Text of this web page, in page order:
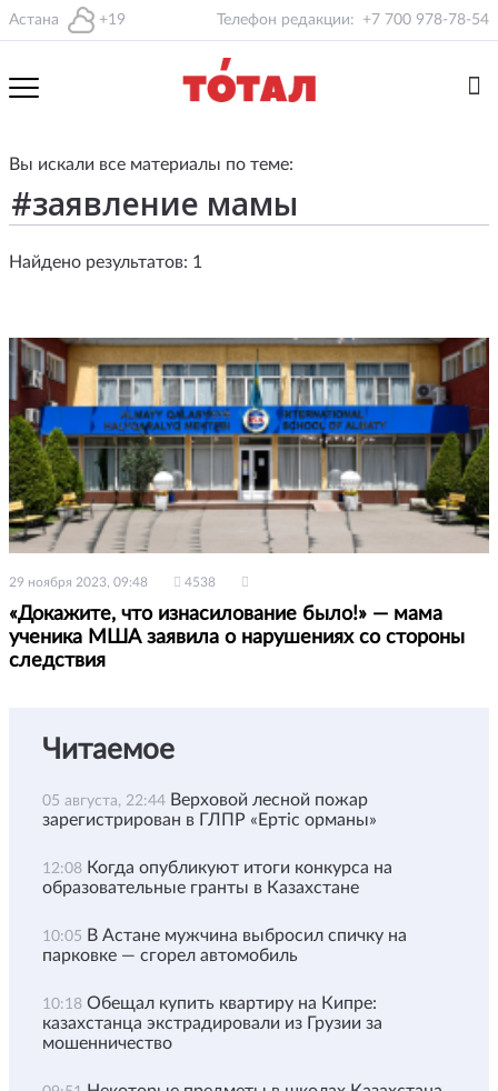
Астана +19 Телефон редакции: +7 700 978-78-54
Вы искали все материалы по теме:
Найдено результатов: 1
29 ноября 2023, 09:48 4538
«Докажите, что изнасилование было!» — мама
ученика МША заявила о нарушениях со стороны
следствия
Читаемое
05 августа, 22:44 Верховой лесной пожар
зарегистрирован в ГЛПР «Ертіс орманы»
12:08 Когда опубликуют итоги конкурса на
образовательные гранты в Казахстане
10:05 В Астане мужчина выбросил спичку на
парковке — сгорел автомобиль
10:18 Обещал купить квартиру на Кипре:
казахстанца экстрадировали из Грузии за
мошенничество